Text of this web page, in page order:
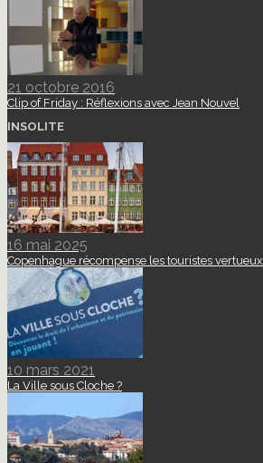
21 octobre 2016
Clip of Friday : Réflexions avec Jean Nouvel
INSOLITE
16 mai 2025
Copenhague récompense les touristes vertueux
10 mars 2021
La Ville sous Cloche ?